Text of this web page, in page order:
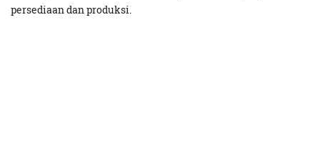
persediaan dan produksi.